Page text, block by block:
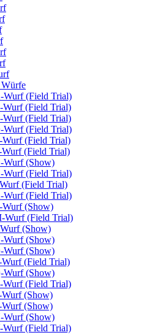
Würfe
Wurf (Field Trial)
Wurf (Field Trial)
Wurf (Field Trial)
Wurf (Field Trial)
Wurf (Field Trial)
Wurf (Field Trial)
Wurf (Show)
Wurf (Field Trial)
(Field Trial)
Wurf (Field Trial)
(Show)
Wurf (Field Trial)
(Show)
Wurf (Show)
Wurf (Show)
Wurf (Field Trial)
Wurf (Show)
Wurf (Field Trial)
Wurf (Show)
Wurf (Show)
Wurf (Show)
Wurf (Field Trial)